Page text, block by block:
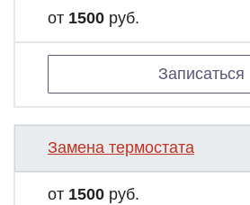
от 1500 руб.
Записаться
Замена термостата
от 1500 руб.